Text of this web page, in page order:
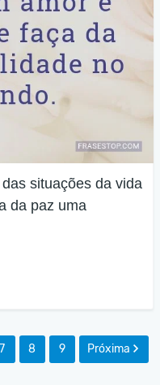
situações da vida
da paz uma
7 8 9 Próxima